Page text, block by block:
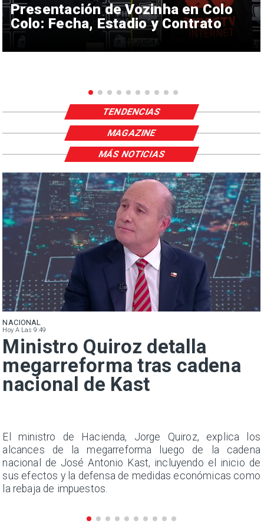
Presentación de Vozinha en Colo
Colo: Fecha, Estadio y Contrato
TENDENCIAS
MAGAZINE
NACIONAL
Hoy A Las 9:49
Ministro Quiroz detalla
megarreforma tras cadena
nacional de Kast
El ministro de Hacienda, Jorge Quiroz, explica los
alcances de la megarreforma luego de la cadena
nacional de José Antonio Kast, incluyendo el inicio de
sus efectos y la defensa de medidas económicas como
la rebaja de impuestos.
MÁS NOTICIAS